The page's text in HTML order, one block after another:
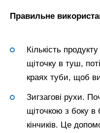
Правильне
Кількість
щіточку в туш,
краях туби, щоб
Зигзагові рухи.
щіточкою з боку в
кінчиків. Це